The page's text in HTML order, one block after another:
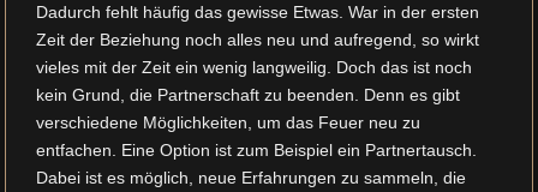
Dadurch fehlt häufig das gewisse Etwas. War in der ersten
Zeit der Beziehung noch alles neu und aufregend, so wirkt
vieles mit der Zeit ein wenig langweilig. Doch das ist noch
kein Grund, die Partnerschaft zu beenden. Denn es gibt
verschiedene Möglichkeiten, um das Feuer neu zu
entfachen. Eine Option ist zum Beispiel ein Partnertausch.
Dabei ist es möglich, neue Erfahrungen zu sammeln, die